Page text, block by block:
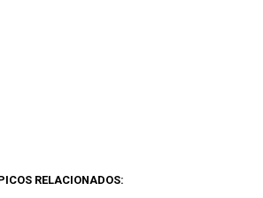
RELACIONADOS: